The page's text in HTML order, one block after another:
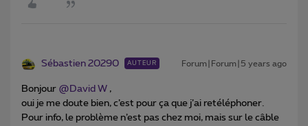
Sébastien 20290 AUTEUR Forum|Forum|5 years ago
Bonjour @David W ,
oui je me doute bien, c’est pour ça que j’ai retéléphoner.
Pour info, le problème n’est pas chez moi, mais sur le câble